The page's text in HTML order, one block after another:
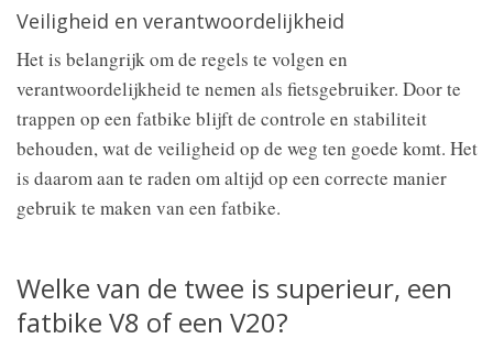
Veiligheid en verantwoordelijkheid
Het is belangrijk om de regels te volgen en
verantwoordelijkheid te nemen als fietsgebruiker. Door te
trappen op een fatbike blijft de controle en stabiliteit
behouden, wat de veiligheid op de weg ten goede komt. Het
is daarom aan te raden om altijd op een correcte manier
gebruik te maken van een fatbike.
Welke van de twee is superieur, een
fatbike V8 of een V20?